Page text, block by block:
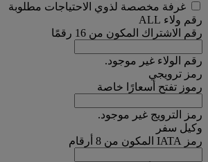
غرفة مخصصة لذوي الاحتياجات مطلوبة
رقم ولاء ALL
رقم الاشتراك المكون من 16 رقمًا
رقم الولاء غير موجود.
رمز ترويجي
رموز تفتح أسعارًا خاصة
رمز الترويج غير موجود.
وكيل سفر
رمز IATA المكون من 8 أرقام